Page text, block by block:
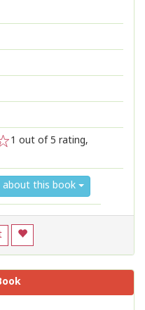
1 out of 5 rating,
about this book